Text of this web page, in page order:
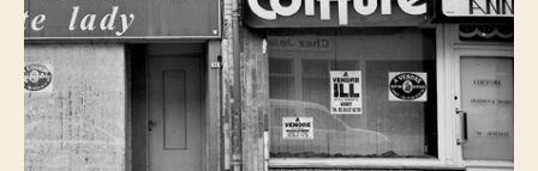
:
la
diagonale
du
vide